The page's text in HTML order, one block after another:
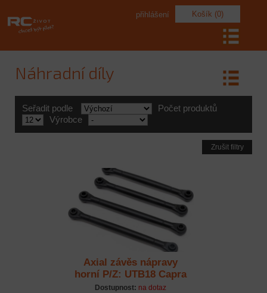
Košík (0)
přihlášení
Náhradní díly
Seřadit podle
Počet produktů
Výrobce
Zrušit filtry
Axial závěs nápravy
horní P/Z: UTB18 Capra
Dostupnost: na dotaz